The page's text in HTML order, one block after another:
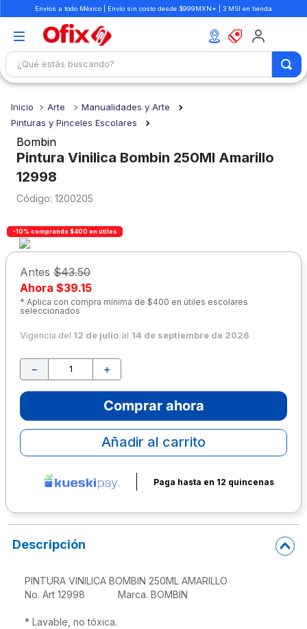
Envíos a todo México | Envío sin costo desde $999MXN* | 3 MSI en tienda
¿Qué estás buscando?
Arte
Manualidades y Arte
Pinturas y Pinceles Escolares
Bombin
Pintura Vinilica Bombin 250Ml Amarillo
12998
: 1200205
-10% comprando $400 en útiles
Antes $43.50
Ahora $39.15
* Aplica con compra mínima de $400 en útiles escolares
seleccionados
Vigencia del 12 de julio al 14 de septiembre de 2026
＋
－
Comprar ahora
Añadir al carrito
Paga hasta en 12 quincenas
Descripción
PINTURA VINILICA BOMBIN 250ML AMARILLO
No. Art 12998            Marca. BOMBIN
* Lavable, no tóxica.
1.
mochilas
2
libretas
3.
cuaderno
4.
cuadernos
colores
6.
boligrafo
7.
escritorio
8 .
sacapuntas
9
escolar